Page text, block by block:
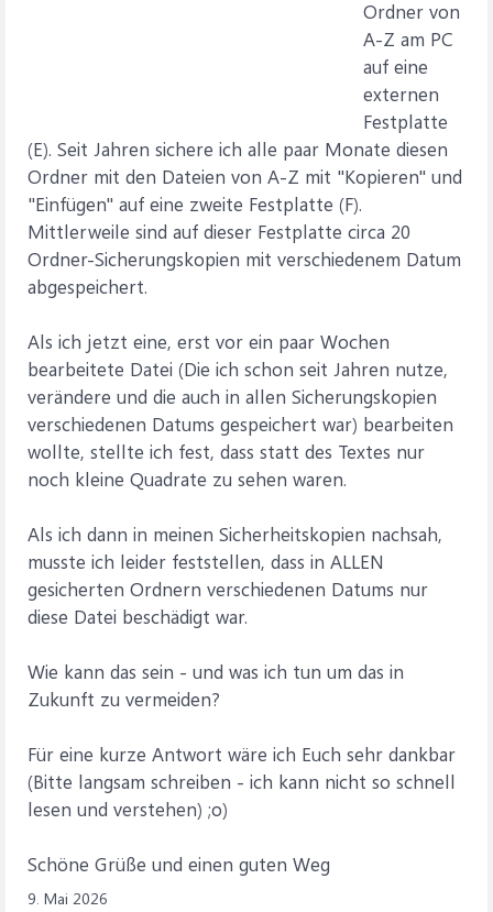
Ordner von
A-Z am PC
auf eine
externen
Festplatte
(E). Seit Jahren sichere ich alle paar Monate diesen
Ordner mit den Dateien von A-Z mit "Kopieren" und
"Einfügen" auf eine zweite Festplatte (F).
Mittlerweile sind auf dieser Festplatte circa 20
Ordner-Sicherungskopien mit verschiedenem Datum
abgespeichert.
Als ich jetzt eine, erst vor ein paar Wochen
bearbeitete Datei (Die ich schon seit Jahren nutze,
verändere und die auch in allen Sicherungskopien
verschiedenen Datums gespeichert war) bearbeiten
wollte, stellte ich fest, dass statt des Textes nur
noch kleine Quadrate zu sehen waren.
Als ich dann in meinen Sicherheitskopien nachsah,
musste ich leider feststellen, dass in ALLEN
gesicherten Ordnern verschiedenen Datums nur
diese Datei beschädigt war.
Wie kann das sein - und was ich tun um das in
Zukunft zu vermeiden?
Für eine kurze Antwort wäre ich Euch sehr dankbar
(Bitte langsam schreiben - ich kann nicht so schnell
lesen und verstehen) ;o)
Schöne Grüße und einen guten Weg
9. Mai 2026